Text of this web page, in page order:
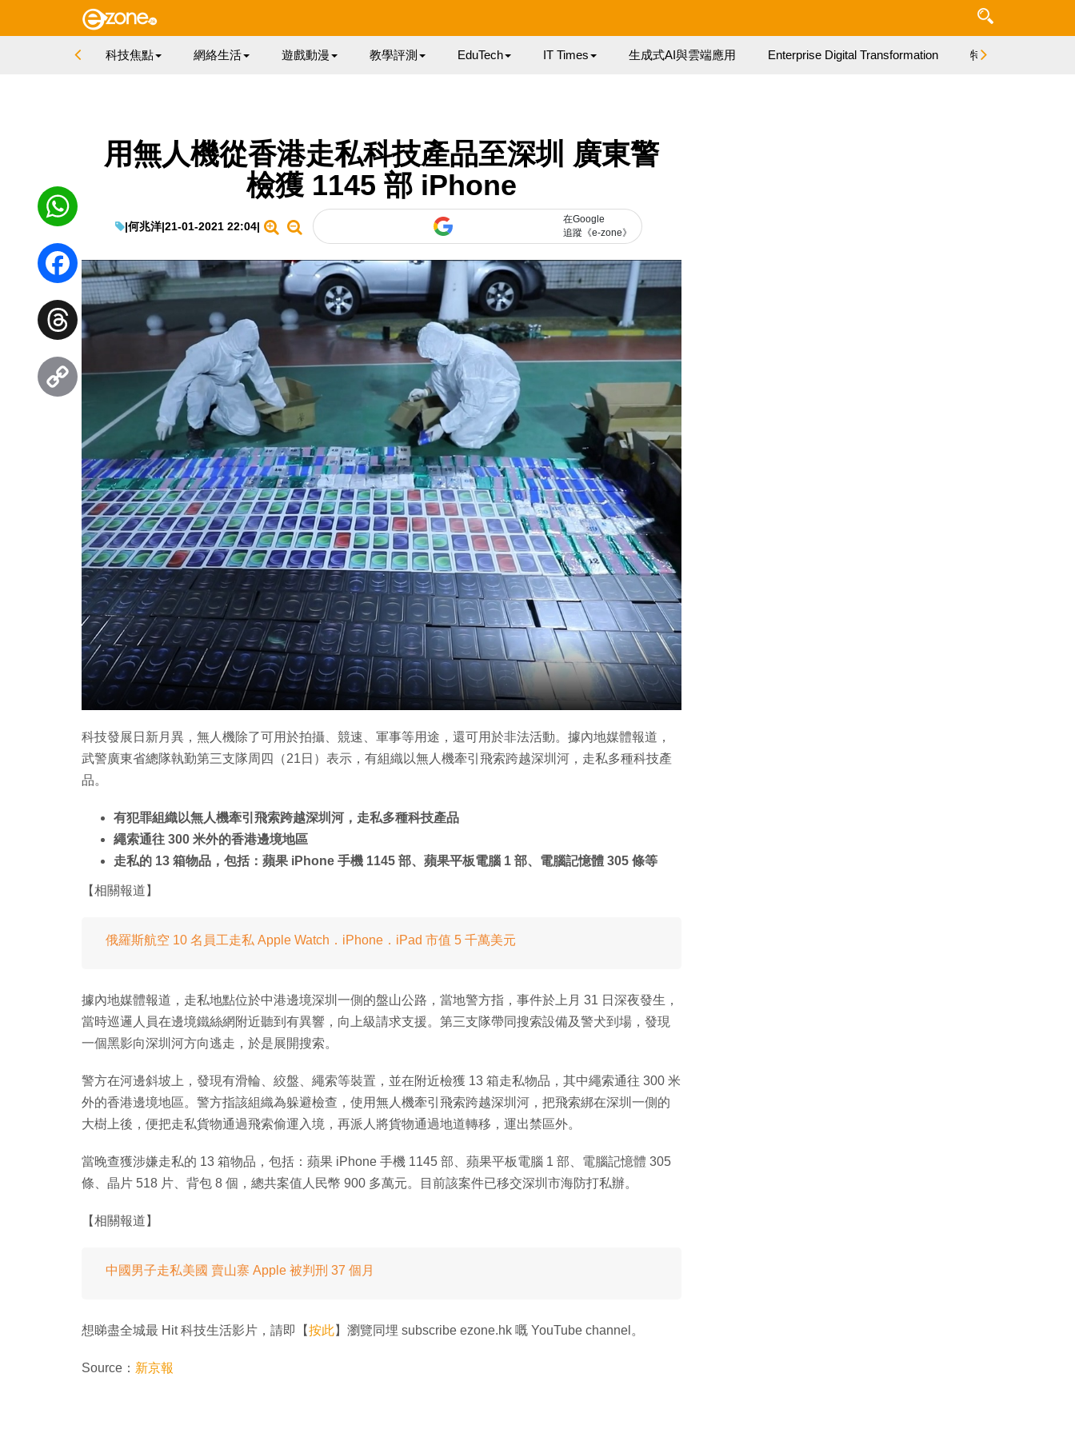
科技焦點 網絡生活 遊戲動漫 教學評測 EduTech IT Times 生成式AI與雲端應用 Enterprise Digital Transformation 特集
用無人機從香港走私科技產品至深圳 廣東警
檢獲 1145 部 iPhone
|何兆洋|21-01-2021 22:04|
在Google
追蹤《e-zone》
科技發展日新月異，無人機除了可用於拍攝、競速、軍事等用途，還可用於非法活動。據內地媒體報道，
武警廣東省總隊執勤第三支隊周四（21日）表示，有組織以無人機牽引飛索跨越深圳河，走私多種科技產
品。
有犯罪組織以無人機牽引飛索跨越深圳河，走私多種科技產品
繩索通往 300 米外的香港邊境地區
走私的 13 箱物品，包括：蘋果 iPhone 手機 1145 部、蘋果平板電腦 1 部、電腦記憶體 305 條等
【相關報道】
俄羅斯航空 10 名員工走私 Apple Watch．iPhone．iPad 市值 5 千萬美元
據內地媒體報道，走私地點位於中港邊境深圳一側的盤山公路，當地警方指，事件於上月 31 日深夜發生，
當時巡邏人員在邊境鐵絲網附近聽到有異響，向上級請求支援。第三支隊帶同搜索設備及警犬到場，發現
一個黑影向深圳河方向逃走，於是展開搜索。
警方在河邊斜坡上，發現有滑輪、絞盤、繩索等裝置，並在附近檢獲 13 箱走私物品，其中繩索通往 300 米
外的香港邊境地區。警方指該組織為躲避檢查，使用無人機牽引飛索跨越深圳河，把飛索綁在深圳一側的
大樹上後，便把走私貨物通過飛索偷運入境，再派人將貨物通過地道轉移，運出禁區外。
當晚查獲涉嫌走私的 13 箱物品，包括：蘋果 iPhone 手機 1145 部、蘋果平板電腦 1 部、電腦記憶體 305
條、晶片 518 片、背包 8 個，總共案值人民幣 900 多萬元。目前該案件已移交深圳市海防打私辦。
【相關報道】
中國男子走私美國 賣山寨 Apple 被判刑 37 個月
想睇盡全城最 Hit 科技生活影片，請即【按此】瀏覽同埋 subscribe ezone.hk 嘅 YouTube channel。
Source： 新京報
WhatsApp
Facebook
Threads
Link